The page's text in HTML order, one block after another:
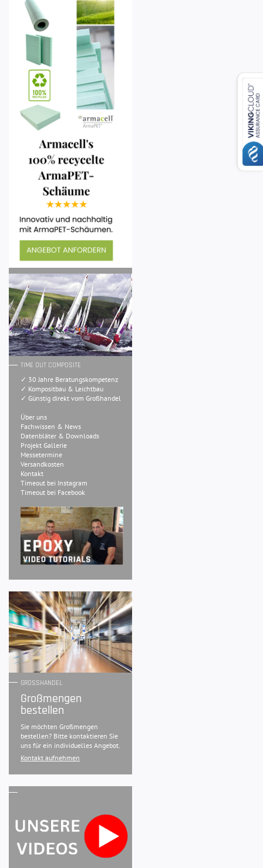
TIME OUT COMPOSITE
✓ 30 Jahre Beratungskompetenz
✓ Kompositbau & Leichtbau
✓ Günstig direkt vom Großhandel
Über uns
Fachwissen & News
Datenbläter & Downloads
Projekt Gallerie
Messetermine
Versandkosten
Kontakt
Timeout bei Instagram
Timeout bei Facebook
GROSSHANDEL
Großmengen
bestellen
Sie möchten Großmengen
bestellen? Bitte kontaktieren Sie
uns für ein individuelles Angebot.
Kontakt aufnehmen